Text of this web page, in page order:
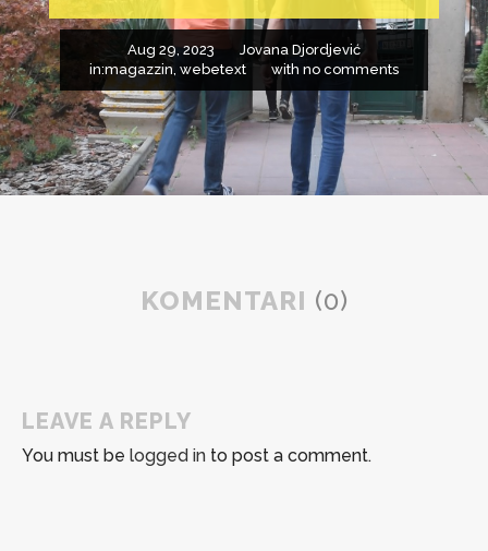
Aug 29, 2023
Jovana Djordjević
in:magazzin webetext with no comments
KOMENTARI (0)
LEAVE A REPLY
You must be logged in to post a comment.